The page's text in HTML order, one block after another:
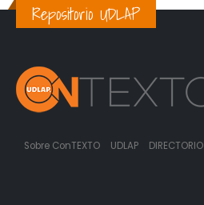
Repositorio UDLAP
Sobre ConTEXTO UDLAP DIRECTORIO